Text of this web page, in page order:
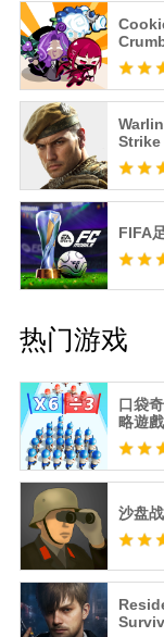
Strike
FIFA
热门游戏
口袋
略遊戲
沙盘